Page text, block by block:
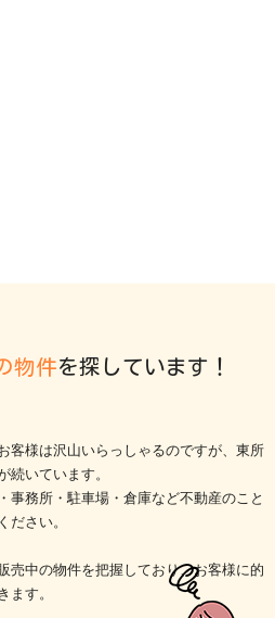
物件を探しています！
客様は沢山いらっしゃるのですが、東所
続いています。
事務所・駐車場・倉庫など不動産のこと
さい。
売中の物件を把握しており、お客様に的
ます。